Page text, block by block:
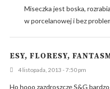
Miseczka jest boska,
w porcelanowej i bez
ESY, FLORESY,
4 listopada, 2013 - 7:50 pm
Ho hooo zazdroszczę S&G